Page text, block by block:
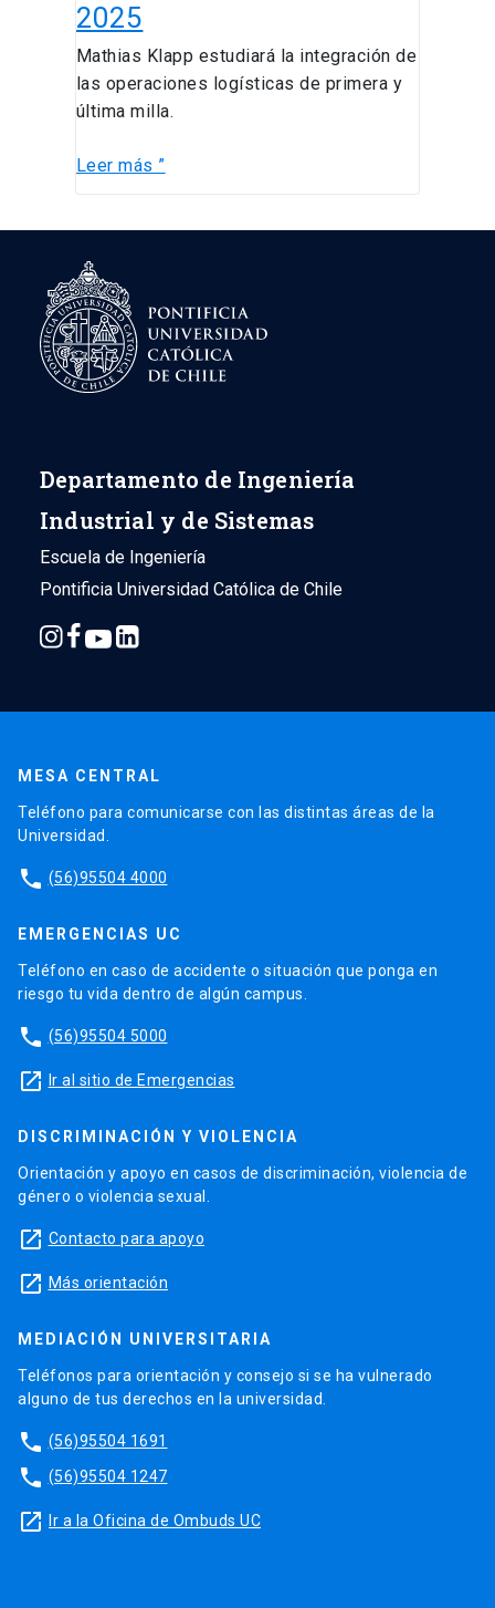
2025
Mathias Klapp estudiará la integración de
las operaciones logísticas de primera y
última milla.
Leer más ”
Departamento de Ingeniería
Industrial y de Sistemas
Escuela de Ingeniería
Pontificia Universidad Católica de Chile
MESA CENTRAL
Teléfono para comunicarse con las distintas áreas de la
Universidad.
phone (56)95504 4000
EMERGENCIAS UC
Teléfono en caso de accidente o situación que ponga en
riesgo tu vida dentro de algún campus.
phone (56)95504 5000
launch Ir al sitio de Emergencias
DISCRIMINACIÓN Y VIOLENCIA
Orientación y apoyo en casos de discriminación, violencia de
género o violencia sexual.
launch Contacto para apoyo
launch Más orientación
MEDIACIÓN UNIVERSITARIA
Teléfonos para orientación y consejo si se ha vulnerado
alguno de tus derechos en la universidad.
phone (56)95504 1691
phone (56)95504 1247
launch Ir a la Oficina de Ombuds UC